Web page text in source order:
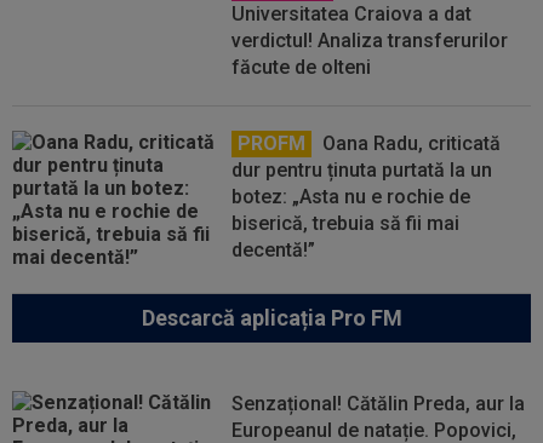
Universitatea Craiova a dat
verdictul! Analiza transferurilor
făcute de olteni
PROFM
Oana Radu, criticată
dur pentru ținuta purtată la un
botez: „Asta nu e rochie de
biserică, trebuia să fii mai
decentă!”
Descarcă aplicația Pro FM
Senzațional! Cătălin Preda, aur la
Europeanul de natație. Popovici,